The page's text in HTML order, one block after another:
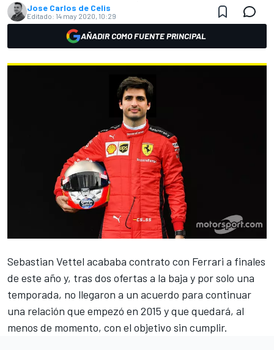
Jose Carlos de Celis
Editado: 14 may 2020, 10:29
AÑADIR COMO FUENTE PRINCIPAL
Sebastian Vettel acababa contrato con Ferrari a finales
de este año y, tras dos ofertas a la baja y por solo una
temporada, no llegaron a un acuerdo para continuar
una relación que empezó en 2015 y que quedará, al
menos de momento, con el objetivo sin cumplir.